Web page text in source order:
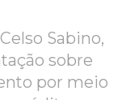
Sabino,
sobre
por meio